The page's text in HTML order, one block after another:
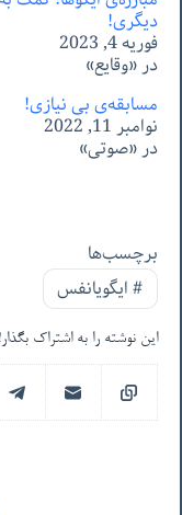
دیگری!
فوریه 4, 2023
در «وقایع»
مسابقه‌ی بی نیازی!
نوامبر 11, 2022
در «صوتی»
برچسب‌ها
#ایگویانفس
این نوشته را به اشتراک